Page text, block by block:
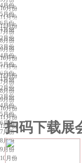
10月份
11月份
12月份
4月份
5月份
6月份
7月份
8月份
9月份
10月份
11月份
12月份
兰州展会排期
1月份
2月份
3月份
4月份
5月份
6月份
7月份
8月份
9月份
10月份
11月份
12月份
昆明展会排期
1月份
2月份
3月份
4月份
5月份
6月份
7月份
8月份
9月份
10月份
扫码下载展